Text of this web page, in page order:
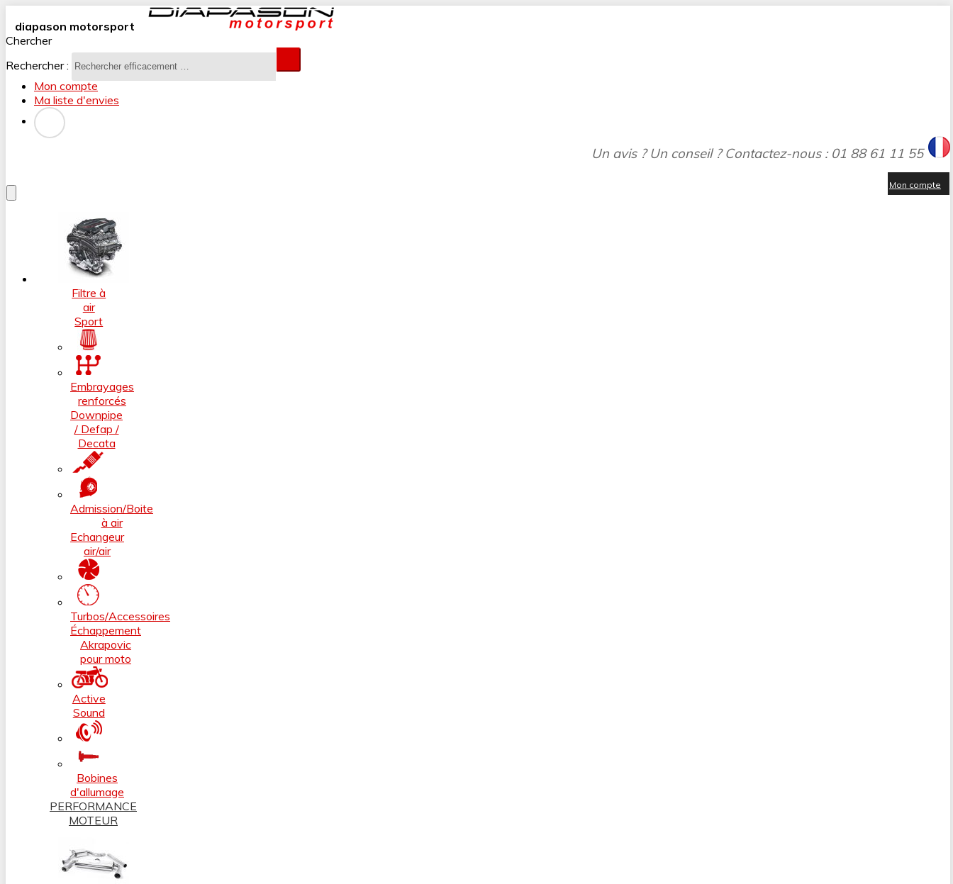
diapason motorsport
Chercher
Rechercher :
Mon compte
Ma liste d'envies
Un avis ? Un conseil ? Contactez-nous : 01 88 61 11 55
Filtre à
air
Sport
Embrayages
renforcés
Downpipe
/ Defap /
Decata
Admission/Boite
à air
Echangeur
air/air
Turbos/Accessoires
Échappement
Akrapovic
pour moto
Active
Sound
Bobines
d'allumage
PERFORMANCE
MOTEUR
Mon compte